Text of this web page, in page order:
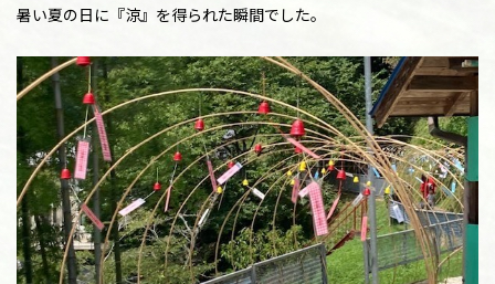
暑い夏の日に『涼』を得られた瞬間でした。